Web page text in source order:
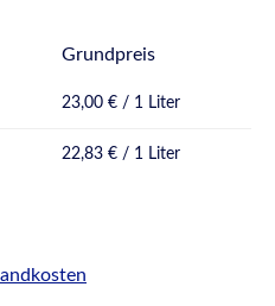
Grundpreis
23,00 € / 1 Liter
22,83 € / 1 Liter